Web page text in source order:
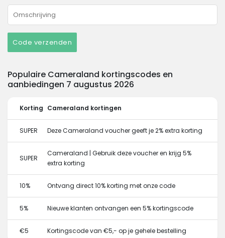
Code verzenden
Populaire Cameraland kortingscodes en
aanbiedingen 7 augustus 2026
Korting Cameraland kortingen
SUPER Deze Cameraland voucher geeft je 2% extra korting
SUPER
Cameraland | Gebruik deze voucher en krijg 5%
extra korting
10% Ontvang direct 10% korting met onze code
5% Nieuwe klanten ontvangen een 5% kortingscode
€5 Kortingscode van €5,- op je gehele bestelling